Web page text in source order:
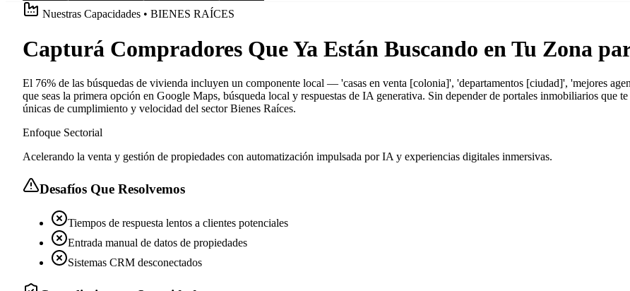
Nuestras Capacidades • BIENES RAÍCES
Capturá Compradores Que Ya Están Buscando en Tu Zona
El 76% de las búsquedas de vivienda incluyen un componente local — 'casas en venta [colonia]', 'departamentos [ciudad]', 'mejores
que seas la primera opción en Google Maps, búsqueda local y respuestas de IA generativa. Sin depender de portales inmobiliarios que
únicas de cumplimiento y velocidad del sector Bienes Raíces.
Enfoque Sectorial
Acelerando la venta y gestión de propiedades con automatización impulsada por IA y experiencias digitales inmersivas.
Desafíos Que Resolvemos
Tiempos de respuesta lentos a clientes potenciales
Entrada manual de datos de propiedades
Sistemas CRM desconectados